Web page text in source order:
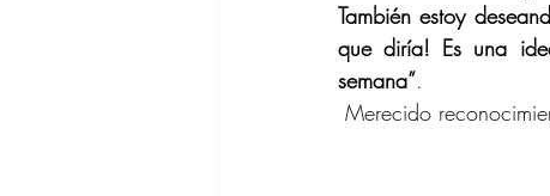
También estoy
que diría! Es una
semana”.
Merecido